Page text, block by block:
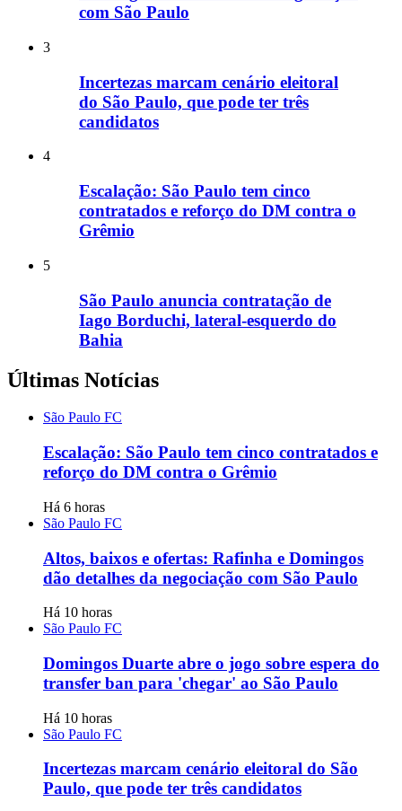
com São Paulo
3
Incertezas marcam cenário eleitoral
do São Paulo, que pode ter três
candidatos
4
Escalação: São Paulo tem cinco
contratados e reforço do DM contra o
Grêmio
5
São Paulo anuncia contratação de
Iago Borduchi, lateral-esquerdo do
Bahia
Últimas Notícias
São Paulo FC
Escalação: São Paulo tem cinco contratados e
reforço do DM contra o Grêmio
Há 6 horas
São Paulo FC
Altos, baixos e ofertas: Rafinha e Domingos
dão detalhes da negociação com São Paulo
Há 10 horas
São Paulo FC
Domingos Duarte abre o jogo sobre espera do
transfer ban para 'chegar' ao São Paulo
Há 10 horas
São Paulo FC
Incertezas marcam cenário eleitoral do São
Paulo, que pode ter três candidatos